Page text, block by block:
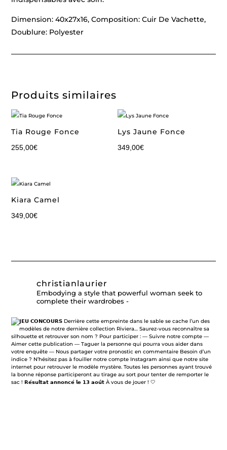
Dimension: 40x27x16, Composition: Cuir De Vachette,
Doublure: Polyester
Produits similaires
Tia Rouge Fonce
255,00€
Lys Jaune Fonce
349,00€
Kiara Camel
349,00€
christianlaurier
Embodying a style that powerful woman seek to
complete their wardrobes -